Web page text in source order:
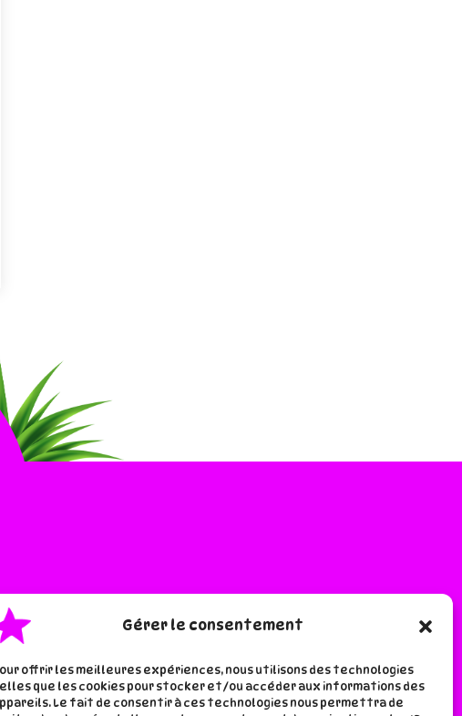
Gérer le consentement
offrir les meilleures expériences, nous utilisons des technologies
que les cookies pour stocker et/ou accéder aux informations des
Le fait de consentir à ces technologies nous permettra de
de lala